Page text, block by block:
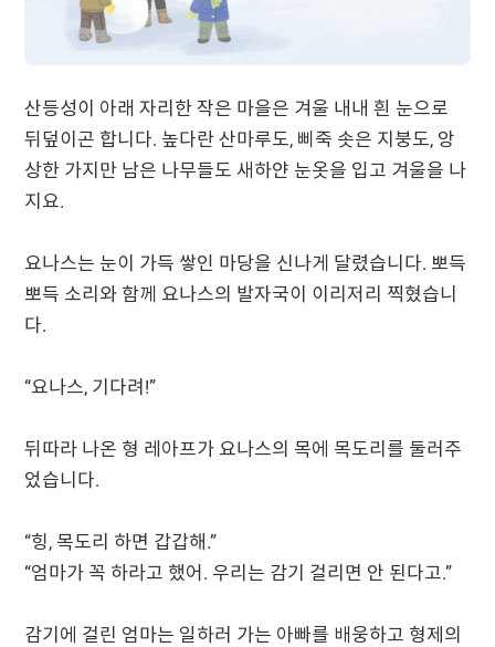
산등성이 아래 자리한 작은 마을은 겨울 내내 흰 눈으로
뒤덮이곤 합니다. 높다란 산마루도, 삐죽 솟은 지붕도, 앙
상한 가지만 남은 나무들도 새하얀 눈옷을 입고 겨울을 나
지요.
요나스는 눈이 가득 쌓인 마당을 신나게 달렸습니다. 뽀득
뽀득 소리와 함께 요나스의 발자국이 이리저리 찍혔습니
다.
“요나스, 기다려!”
뒤따라 나온 형 레아프가 요나스의 목에 목도리를 둘러주
었습니다.
“힝, 목도리 하면 갑갑해.”
“엄마가 꼭 하라고 했어. 우리는 감기 걸리면 안 된다고.”
감기에 걸린 엄마는 일하러 가는 아빠를 배웅하고 형제의